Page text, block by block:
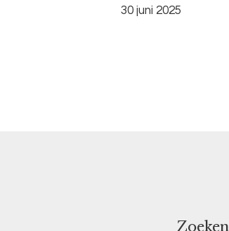
30 juni 2025
Zoeken